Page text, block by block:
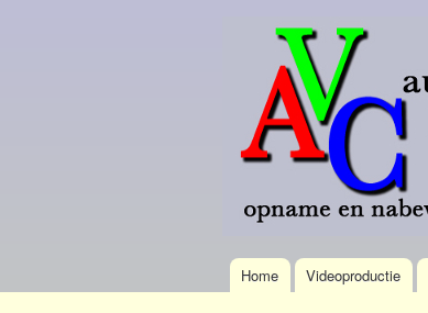
AVC
Pim
Verdonk
omroep-
brede
ervaring.
Hoofdmenu
Home Videoproductie